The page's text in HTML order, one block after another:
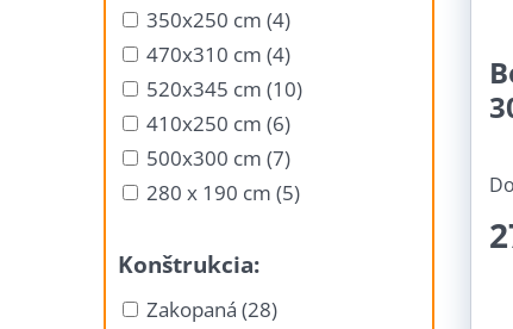
350x250 cm (4)
470x310 cm (4)
520x345 cm (10)
410x250 cm (6)
500x300 cm (7)
280 x 190 cm (5)
Konštrukcia:
Zakopaná (28)